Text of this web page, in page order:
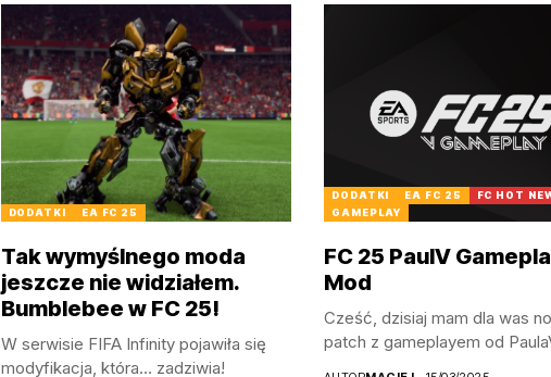
DODATKI EA FC 25
Tak wymyślnego moda
jeszcze nie widziałem.
Bumblebee w FC 25!
W serwisie FIFA Infinity pojawiła się
modyfikacja, która… zadziwia!
DODATKI EA FC 25
FC HOT
GAMEPLAY
FC 25 PaulV
Mod
Cześć, dzisiaj mam dla was
patch z gameplayem od